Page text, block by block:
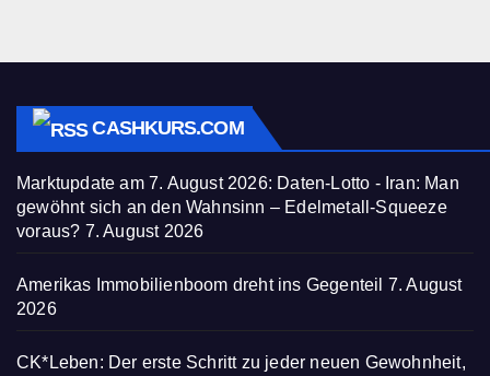
CASHKURS.COM
Marktupdate am 7. August 2026: Daten-Lotto - Iran: Man
gewöhnt sich an den Wahnsinn – Edelmetall-Squeeze
voraus? 7. August 2026
Amerikas Immobilienboom dreht ins Gegenteil 7. August
2026
CK*Leben: Der erste Schritt zu jeder neuen Gewohnheit,